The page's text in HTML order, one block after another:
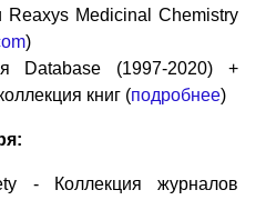
Reaxys Medicinal Chemistry
)
Database (1997-2020) +
книг (подробнее)
- Коллекция журналов